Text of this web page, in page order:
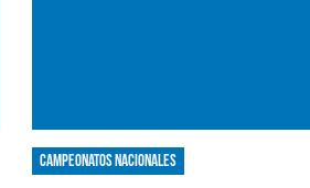
Campeonatos nacionales